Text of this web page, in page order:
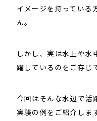
イメージを持っている
ん。
しかし、実は水上や水
躍しているのをご存じ
今回はそんな水辺で活
実験の例をご紹介しま